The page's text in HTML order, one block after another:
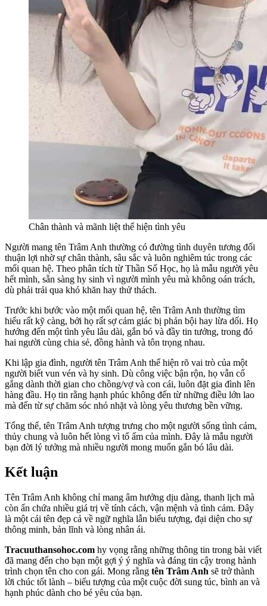
Chân thành và mãnh liệt thể hiện tình yêu
Người mang tên Trâm Anh thường có đường tình duyên tương đối
thuận lợi nhờ sự chân thành, sâu sắc và luôn nghiêm túc trong các
mối quan hệ. Theo phân tích từ Thần Số Học, họ là mẫu người yêu
hết mình, sẵn sàng hy sinh vì người mình yêu mà không oán trách,
dù phải trải qua khó khăn hay thử thách.
Trước khi bước vào một mối quan hệ, tên Trâm Anh thường tìm
hiểu rất kỹ càng, bởi họ rất sợ cảm giác bị phản bội hay lừa dối. Họ
hướng đến một tình yêu lâu dài, gắn bó và đầy tin tưởng, trong đó
hai người cùng chia sẻ, đồng hành và tôn trọng nhau.
Khi lập gia đình, người tên Trâm Anh thể hiện rõ vai trò của một
người biết vun vén và hy sinh. Dù công việc bận rộn, họ vẫn cố
gắng dành thời gian cho chồng/vợ và con cái, luôn đặt gia đình lên
hàng đầu. Họ tin rằng hạnh phúc không đến từ những điều lớn lao
mà đến từ sự chăm sóc nhỏ nhặt và lòng yêu thương bền vững.
Tổng thể, tên Trâm Anh tượng trưng cho một người sống tình cảm,
thủy chung và luôn hết lòng vì tổ ấm của mình. Đây là mẫu người
bạn đời lý tưởng mà nhiều người mong muốn gắn bó lâu dài.
Kết luận
Tên Trâm Anh không chỉ mang âm hưởng dịu dàng, thanh lịch mà
còn ẩn chứa nhiều giá trị về tính cách, vận mệnh và tình cảm. Đây
là một cái tên đẹp cả về ngữ nghĩa lẫn biểu tượng, đại diện cho sự
thông minh, bản lĩnh và lòng nhân ái.
Tracuuthansohoc.com hy vọng rằng những thông tin trong bài viết
đã mang đến cho bạn một gợi ý ý nghĩa và đáng tin cậy trong hành
trình chọn tên cho con gái. Mong rằng tên Trâm Anh sẽ trở thành
lời chúc tốt lành – biểu tượng của một cuộc đời sung túc, bình an và
hạnh phúc dành cho bé yêu của bạn.